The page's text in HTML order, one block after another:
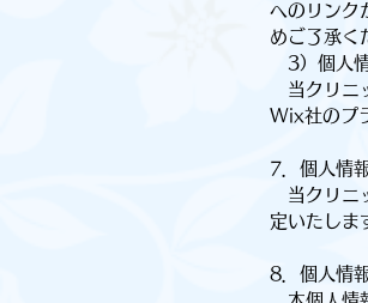
へのリンク
めご了承く
3）個人
当クリニ
Wix社のプ
7．個人情
当クリニ
定いたしま
8．個人情